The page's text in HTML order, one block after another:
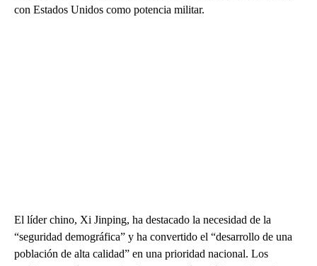
con Estados Unidos como potencia militar.
El líder chino, Xi Jinping, ha destacado la necesidad de la
“seguridad demográfica” y ha convertido el “desarrollo de una
población de alta calidad” en una prioridad nacional. Los